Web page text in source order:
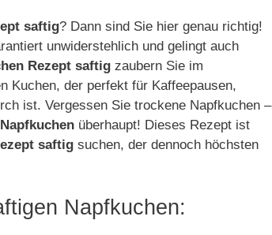
saftig? Dann sind Sie hier genau richtig!
unwiderstehlich und gelingt auch
Rezept saftig zaubern Sie im
Kuchen, der perfekt für Kaffeepausen,
ist. Vergessen Sie trockene Napfkuchen –
überhaupt! Dieses Rezept ist
saftig suchen, der dennoch höchsten
Napfkuchen: